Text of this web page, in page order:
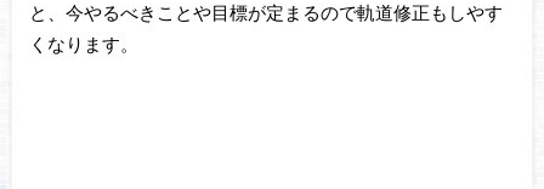
と、今やるべきことや目標が定まるので軌道修正もしやす
くなります。